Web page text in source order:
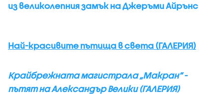
из великолепния замък на Джеръми Айрънс
Най-красивите пътища в света (ГАЛЕРИЯ)
Крайбрежната магистрала „Макран” -
пътят на Александър Велики (ГАЛЕРИЯ)